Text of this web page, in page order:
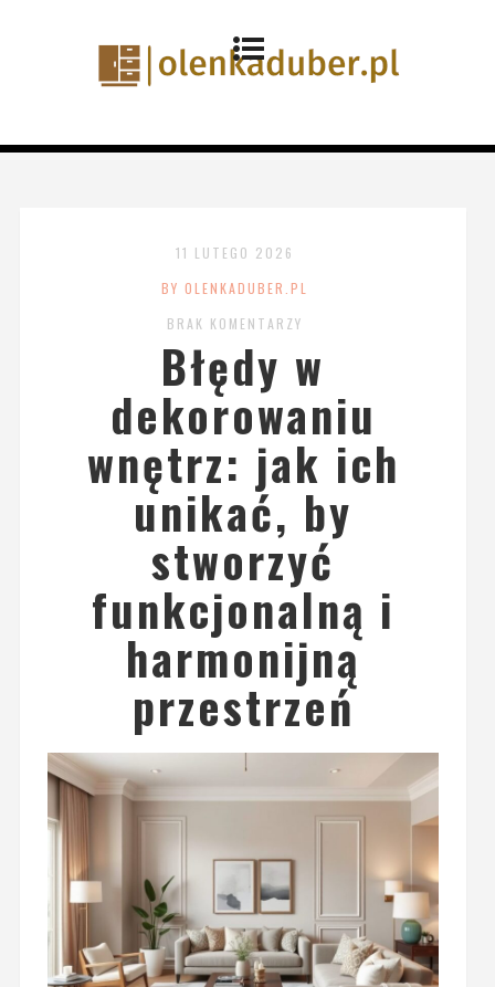
11 LUTEGO 2026
BY OLENKADUBER.PL
BRAK KOMENTARZY
Błędy w
dekorowaniu
wnętrz: jak ich
unikać, by
stworzyć
funkcjonalną i
harmonijną
przestrzeń